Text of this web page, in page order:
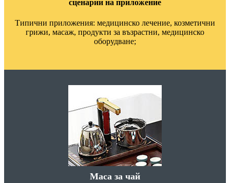
сценарии на приложение
Типични приложения: медицинско лечение, козметични
грижи, масаж, продукти за възрастни, медицинско
оборудване;
Маса за чай